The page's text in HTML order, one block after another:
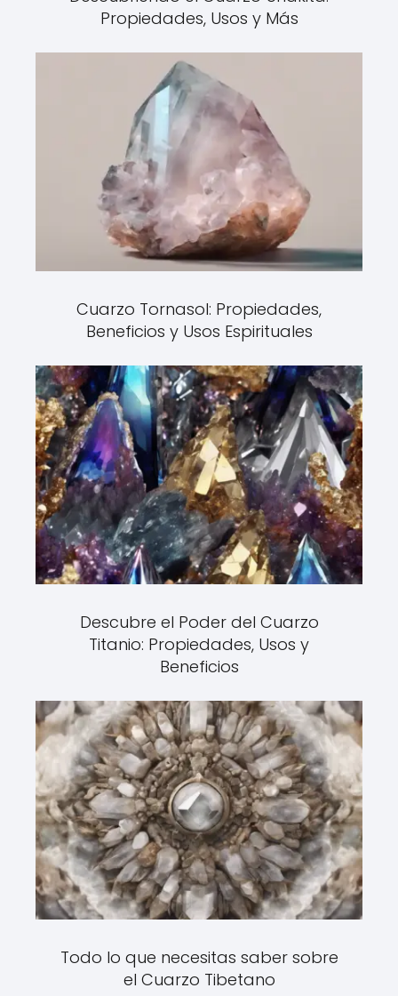
Propiedades, Usos y Más
Cuarzo Tornasol: Propiedades,
Beneficios y Usos Espirituales
Descubre el Poder del Cuarzo
Titanio: Propiedades, Usos y
Beneficios
Todo lo que necesitas saber sobre
el Cuarzo Tibetano